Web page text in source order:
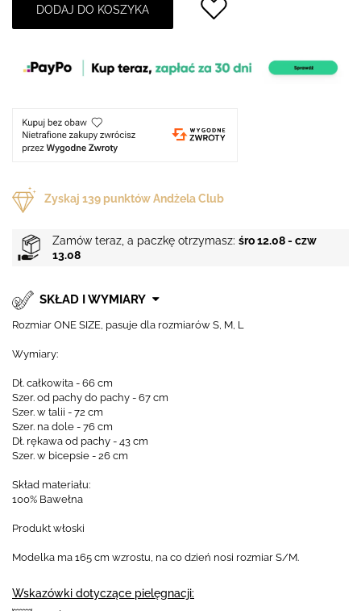
DODAJ DO KOSZYKA
Zyskaj 139 punktów Andżela Club
Zamów teraz, a paczkę otrzymasz: śro 12.08 - czw
13.08
SKŁAD I WYMIARY
Rozmiar ONE SIZE, pasuje dla rozmiarów S, M, L
Wymiary:
Dł. całkowita - 66 cm
Szer. od pachy do pachy - 67 cm
Szer. w talii - 72 cm
Szer. na dole - 76 cm
Dł. rękawa od pachy - 43 cm
Szer. w bicepsie - 26 cm
Skład materiału:
100% Bawełna
Produkt włoski
Modelka ma 165 cm wzrostu, na co dzień nosi rozmiar S/M.
Wskazówki dotyczące pielęgnacji: